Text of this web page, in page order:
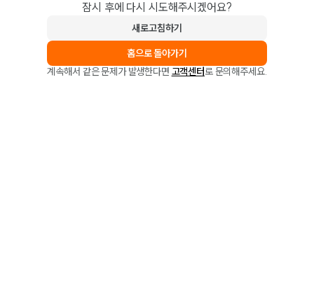
잠시 후에 다시 시도해주시겠어요?
새로고침하기
홈으로 돌아가기
계속해서 같은 문제가 발생한다면 고객센터로 문의해주세요.